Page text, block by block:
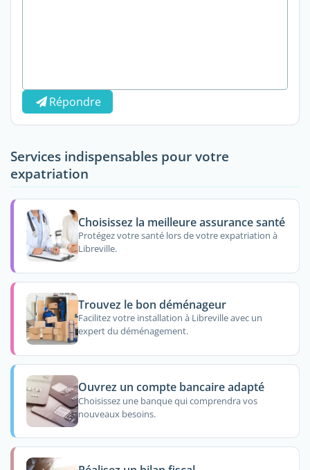
Répondre
Services indispensables pour votre
expatriation
Choisissez la meilleure assurance santé
Protégez votre santé lors de votre expatriation à
Libreville.
Trouvez le bon déménageur
Facilitez votre installation à Libreville avec un
expert du déménagement.
Ouvrez un compte bancaire adapté
Choisissez une banque qui comprendra vos
nouveaux besoins.